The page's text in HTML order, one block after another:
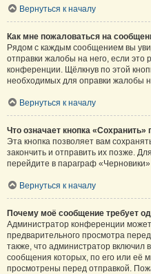
Вернуться к началу
Как мне пожаловаться на
Рядом с каждым сообщением вы
отправки жалобы на него, если
конференции. Щёлкнув по этой
необходимых для оправки жалобы
Вернуться к началу
Что означает кнопка
Эта кнопка позволяет вам
закончить и отправить их позже.
перейдите в параграф
Вернуться к началу
Почему моё сообщение требует
Администратор конференции
предварительного просмотра
также, что администратор включил
сообщения которых, по его или её
просмотрены перед отправкой.